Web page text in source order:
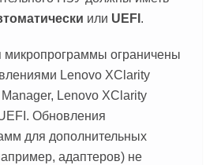
или UEFI .
ограничены
Lenovo XClarity
, Lenovo XClarity
Обновления
для дополнительных
адаптеров) не